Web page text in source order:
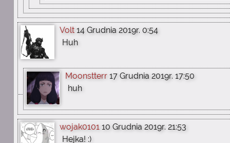
Volt 14 Grudnia 2019r. 0:54
Huh
Moonstterr 17 Grudnia 2019r. 17:50
huh
wojak0101 10 Grudnia 2019r. 21:53
Hejka! :)